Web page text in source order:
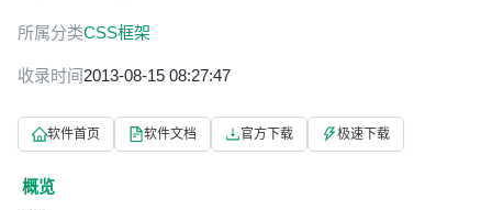
所属分类CSS框架
收录时间2013-08-15 08:27:47
软件首页 软件文档 官方下载 极速下载
概览